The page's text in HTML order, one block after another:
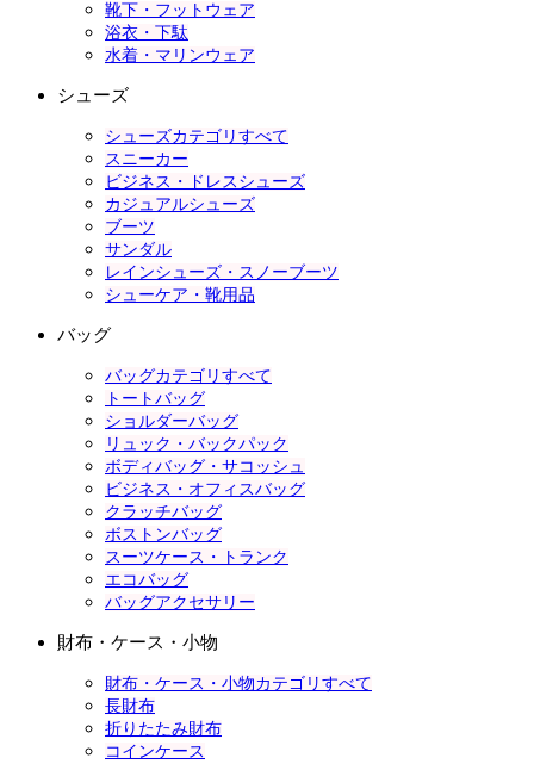
靴下・フットウェア
浴衣・下駄
水着・マリンウェア
シューズ
シューズカテゴリすべて
スニーカー
ビジネス・ドレスシューズ
カジュアルシューズ
ブーツ
サンダル
レインシューズ・スノーブーツ
シューケア・靴用品
バッグ
バッグカテゴリすべて
トートバッグ
ショルダーバッグ
リュック・バックパック
ボディバッグ・サコッシュ
ビジネス・オフィスバッグ
クラッチバッグ
ボストンバッグ
スーツケース・トランク
エコバッグ
バッグアクセサリー
財布・ケース・小物
財布・ケース・小物カテゴリすべて
長財布
折りたたみ財布
コインケース